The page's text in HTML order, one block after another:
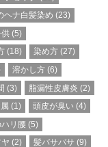
ヘナ白髪染め (23)
(5)
(18) 染め方 (27)
溶かし方 (6)
(3) 脂漏性皮膚炎 (2)
(1) 頭皮が臭い (4)
リ腰 (5)
(2) 髪バサバサ (9)